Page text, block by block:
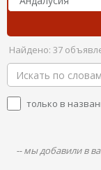
Найдено: 37
только в
-- мы добавили в